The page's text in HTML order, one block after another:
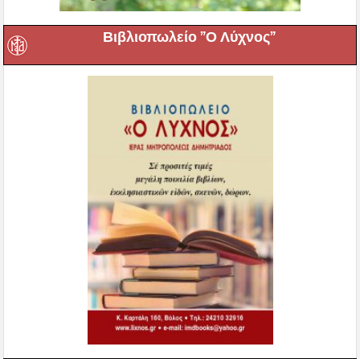
Βιβλιοπωλείο ”Ο Λύχνος”